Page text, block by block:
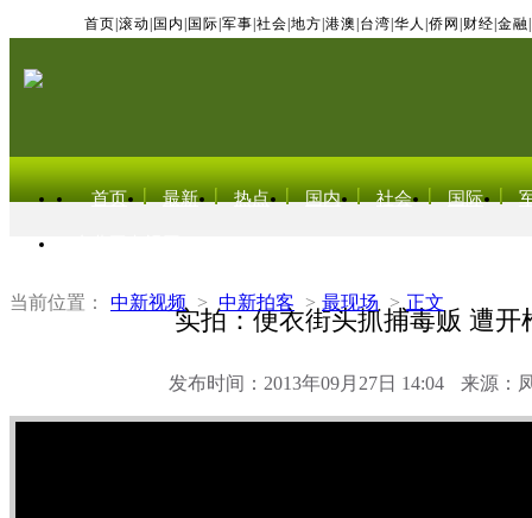
首页 滚动 国内 国际 军事 社会 地方 港澳 台湾 华人 侨网 财经 金融
首页 最新 热点 国内 社会 国际
当前位置： 中新视频 > 中新拍客 > 最现场 > 正文
实拍：便衣街头抓捕毒贩 遭开
发布时间：2013年09月27日 14:04 来源：